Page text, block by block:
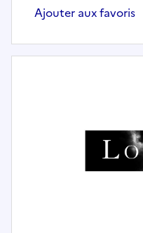
Ajouter aux favoris